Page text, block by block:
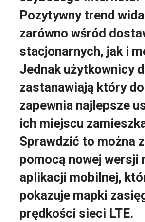
Pozytywny trend
zarówno wśród
stacjonarnych, jak i
Jednak użytkownicy
zastanawiają który
zapewnia najlepsze
ich miejscu
Sprawdzić to można
pomocą nowej wersji
aplikacji mobilnej,
pokazuje mapki
prędkości sieci LTE.